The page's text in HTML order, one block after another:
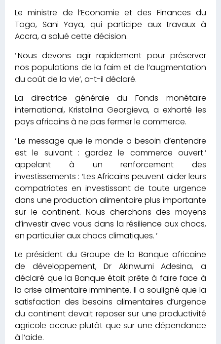
Le ministre de l’Economie et des Finances du
Togo, Sani Yaya, qui participe aux travaux à
Accra, a salué cette décision.
‘ Nous devons agir rapidement pour préserver
nos populations de la faim et de l’augmentation
du coût de la vie’, a-t-il déclaré.
La directrice générale du Fonds monétaire
international, Kristalina Georgieva, a exhorté les
pays africains à ne pas fermer le commerce.
‘ Le message que le monde a besoin d’entendre
est le suivant : gardez le commerce ouvert ‘
appelant à un renforcement des
investissements : ‘Les Africains peuvent aider leurs
compatriotes en investissant de toute urgence
dans une production alimentaire plus importante
sur le continent. Nous cherchons des moyens
d’investir avec vous dans la résilience aux chocs,
en particulier aux chocs climatiques. ‘
Le président du Groupe de la Banque africaine
de développement, Dr Akinwumi Adesina, a
déclaré que la Banque était prête à faire face à
la crise alimentaire imminente. Il a souligné que la
satisfaction des besoins alimentaires d’urgence
du continent devait reposer sur une productivité
agricole accrue plutôt que sur une dépendance
à l’aide.